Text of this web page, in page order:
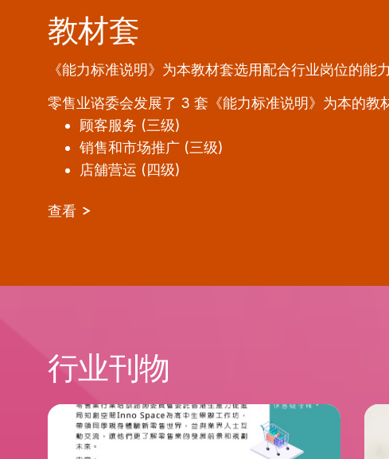
教材套
《能力标准说明》为本教材套选用配合行业岗位的
零售业谘委会发展了 3 套《能力标准说明》为本的教
顾客服务 (三级)
销售和市场推广 (三级)
店舖营运 (四级)
查看
行业刊物